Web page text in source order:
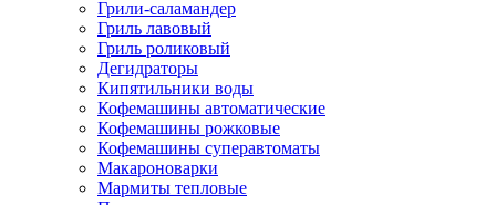
Грили-саламандер
Гриль лавовый
Гриль роликовый
Дегидраторы
Кипятильники воды
Кофемашины автоматические
Кофемашины рожковые
Кофемашины суперавтоматы
Макароноварки
Мармиты тепловые